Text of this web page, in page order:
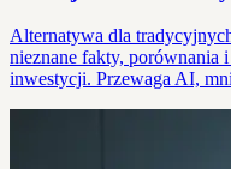
Alternatywa dla
nieznane fakty, porównania
inwestycji. Przewaga AI,